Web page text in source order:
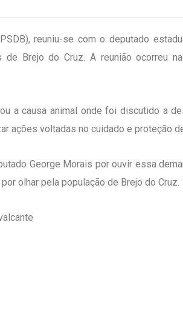
reuniu-se com o deputado
de Brejo do Cruz. A reunião ocorreu
a causa animal onde foi discutido a
ações voltadas no cuidado e proteção
George Morais por ouvir essa
olhar pela população de Brejo do Cruz.